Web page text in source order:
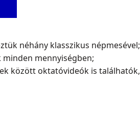
néhány klasszikus népmesével;
minden mennyiségben;
között oktatóvideók is találhatók,